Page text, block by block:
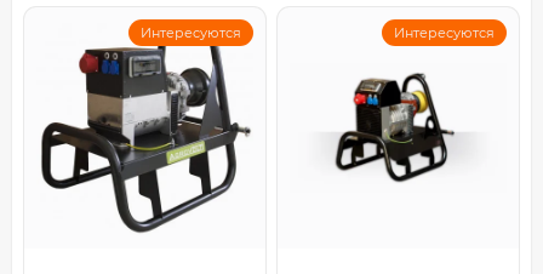
Интересуются Интересуются